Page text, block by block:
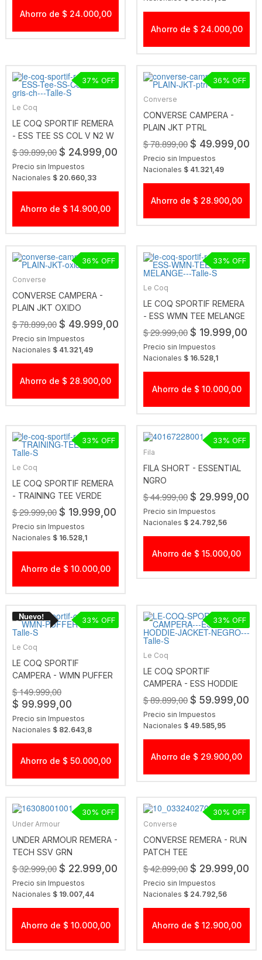
Ahorro de $ 24.000,00
Ahorro de $ 24.000,00
Le Coq
LE COQ SPORTIF REMERA
- ESS TEE SS COL V N2 W
GRIS CH
$ 39.899,00 $ 24.999,00
Precio sin Impuestos
Nacionales $ 20.660,33
37
Ahorro de $ 14.900,00
Converse
CONVERSE CAMPERA -
PLAIN JKT PTRL
$ 78.899,00 $ 49.999,00
Precio sin Impuestos
Nacionales $ 41.321,49
36
Ahorro de $ 28.900,00
Converse
CONVERSE CAMPERA -
PLAIN JKT OXIDO
$ 78.899,00 $ 49.999,00
Precio sin Impuestos
Nacionales $ 41.321,49
36
Ahorro de $ 28.900,00
Le Coq
LE COQ SPORTIF REMERA
- ESS WMN TEE MELANGE
$ 29.999,00 $ 19.999,00
Precio sin Impuestos
Nacionales $ 16.528,1
33
Ahorro de $ 10.000,00
Le Coq
LE COQ SPORTIF REMERA
- TRAINING TEE VERDE
$ 29.999,00 $ 19.999,00
Precio sin Impuestos
Nacionales $ 16.528,1
33
Ahorro de $ 10.000,00
Fila
FILA SHORT - ESSENTIAL
NGRO
$ 44.999,00 $ 29.999,00
Precio sin Impuestos
Nacionales $ 24.792,56
33
Ahorro de $ 15.000,00
Le Coq
LE COQ SPORTIF
CAMPERA - WMN PUFFER
JKT BLK
$ 149.999,00
$ 99.999,00
Precio sin Impuestos
Nacionales $ 82.643,8
33
Ahorro de $ 50.000,00
Le Coq
LE COQ SPORTIF
CAMPERA - ESS HODDIE
JACKET NEGRO
$ 89.899,00 $ 59.999,00
Precio sin Impuestos
Nacionales $ 49.585,95
33
Ahorro de $ 29.900,00
Under Armour
UNDER ARMOUR REMERA -
TECH SSV GRN
$ 32.999,00 $ 22.999,00
Precio sin Impuestos
Nacionales $ 19.007,44
30
Ahorro de $ 10.000,00
Converse
CONVERSE REMERA - RUN
PATCH TEE
$ 42.899,00 $ 29.999,00
Precio sin Impuestos
Nacionales $ 24.792,56
30
Ahorro de $ 12.900,00